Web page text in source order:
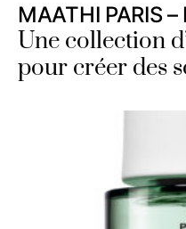
MAATHI PARIS
Une collection
pour créer des